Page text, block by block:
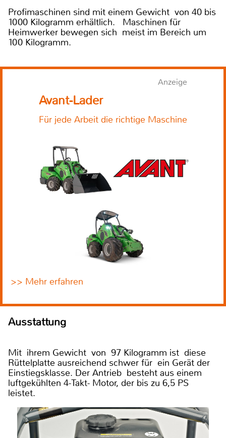
Profimaschinen sind mit einem Gewicht von 40 bis
1000 Kilogramm erhältlich. Maschinen für
Heimwerker bewegen sich meist im Bereich um
100 Kilogramm.
Anzeige
Avant-Lader
Für jede Arbeit die richtige Maschine
>> Mehr erfahren
Ausstattung
Mit ihrem Gewicht von 97 Kilogramm ist diese
Rüttelplatte ausreichend schwer für ein Gerät der
Einstiegsklasse. Der Antrieb besteht aus einem
luftgekühlten 4-Takt- Motor, der bis zu 6,5 PS
leistet.